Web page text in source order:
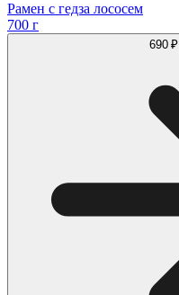
Рамен с гедза лососем
700 г
690 ₽